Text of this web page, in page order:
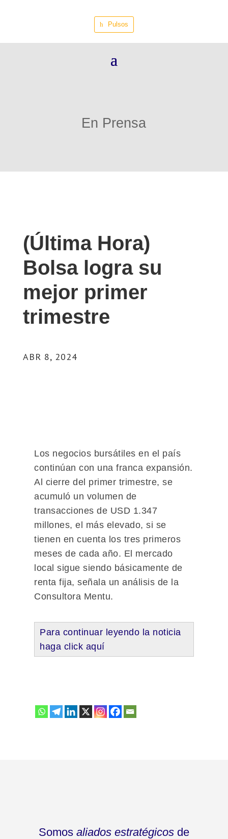
Pulsos
En Prensa
(Última Hora)
Bolsa logra su
mejor primer
trimestre
ABR 8, 2024
Los negocios bursátiles en el país
continúan con una franca expansión.
Al cierre del primer trimestre, se
acumuló un volumen de
transacciones de USD 1.347
millones, el más elevado, si se
tienen en cuenta los tres primeros
meses de cada año. El mercado
local sigue siendo básicamente de
renta fija, señala un análisis de la
Consultora Mentu.
Para continuar leyendo la noticia
haga click aquí
Somos aliados estratégicosde